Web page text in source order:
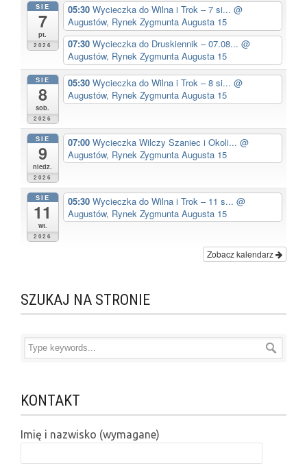
SIE
7
pt.
2026
05:30 Wycieczka do Wilna i Trok – 7 si... @
Augustów, Rynek Zygmunta Augusta 15
07:30 Wycieczka do Druskiennik – 07.08... @
Augustów, Rynek Zygmunta Augusta 15
SIE
8
sob.
2026
05:30 Wycieczka do Wilna i Trok – 8 si... @
Augustów, Rynek Zygmunta Augusta 15
SIE
9
niedz.
2026
07:00 Wycieczka Wilczy Szaniec i Okoli... @
Augustów, Rynek Zygmunta Augusta 15
SIE
11
wt.
2026
05:30 Wycieczka do Wilna i Trok – 11 s... @
Augustów, Rynek Zygmunta Augusta 15
Zobacz kalendarz
SZUKAJ NA STRONIE
KONTAKT
Imię i nazwisko (wymagane)